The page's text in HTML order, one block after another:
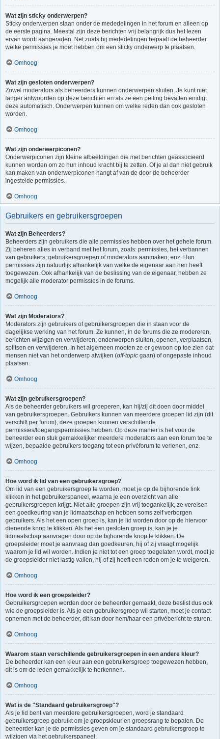
Wat zijn sticky onderwerpen?
Sticky onderwerpen staan onder de mededelingen in het forum en alleen op
de eerste pagina. Meestal zijn deze berichten vrij belangrijk dus het lezen
ervan wordt aangeraden. Net zoals bij mededelingen bepaalt de beheerder
welke permissies je moet hebben om een sticky onderwerp te plaatsen.
Omhoog
Wat zijn gesloten onderwerpen?
Zowel moderators als beheerders kunnen onderwerpen sluiten. Je kunt niet
langer antwoorden op deze berichten en als ze een peiling bevatten eindigt
deze automatisch. Onderwerpen kunnen om welke reden dan ook gesloten
worden.
Omhoog
Wat zijn onderwerpiconen?
Onderwerpiconen zijn kleine afbeeldingen die met berichten geassocieerd
kunnen worden om zo hun inhoud kracht bij te zetten. Of je al dan niet gebruik
kan maken van onderwerpiconen hangt af van de door de beheerder
ingestelde permissies.
Omhoog
Gebruikers en gebruikersgroepen
Wat zijn Beheerders?
Beheerders zijn gebruikers die alle permissies hebben over het gehele forum.
Zij beheren alles in verband met het forum, zoals: permissies, het verbannen
van gebruikers, gebruikersgroepen of moderators aanmaken, enz. Hun
permissies zijn natuurlijk afhankelijk van welke de eigenaar aan hen heeft
toegewezen. Ook afhankelijk van de beslissing van de eigenaar, hebben ze
mogelijk alle moderator permissies in de forums.
Omhoog
Wat zijn Moderators?
Moderators zijn gebruikers of gebruikersgroepen die in staan voor de
dagelijkse werking van het forum. Ze kunnen, in de forums die ze modereren,
berichten wijzigen en verwijderen; onderwerpen sluiten, openen, verplaatsen,
splitsen en verwijderen. In het algemeen moeten ze er gewoon op toe zien dat
mensen niet van het onderwerp afwijken (off-topic gaan) of ongepaste inhoud
plaatsen.
Omhoog
Wat zijn gebruikersgroepen?
Als de beheerder gebruikers wil groeperen, kan hij/zij dit doen door middel
van gebruikersgroepen. Gebruikers kunnen van meerdere groepen lid zijn (dit
verschilt per forum), deze groepen kunnen verschillende
permissies/toegangspermissies hebben. Op deze manier is het voor de
beheerder een stuk gemakkelijker meerdere moderators aan een forum toe te
wijzen, bepaalde gebruikers toegang tot een privéforum te verlenen, enz.
Omhoog
Hoe word ik lid van een gebruikersgroep?
Om lid van een gebruikersgroep te worden, moet je op de bijhorende link
klikken in het gebruikerspaneel, waarna je een overzicht van alle
gebruikersgroepen krijgt. Niet alle groepen zijn vrij toegankelijk, ze vereisen
een goedkeuring van je lidmaatschap en hebben soms zelf verborgen
gebruikers. Als het een open groep is, kan je lid worden door op de hiervoor
dienende knop te klikken. Als het een gesloten groep is, kan je je
lidmaatschap aanvragen door op de bijhorende knop te klikken. De
groepsleider moet je aanvraag dan goedkeuren, hij of zij vraagt mogelijk
waarom je lid wil worden. Indien je niet tot een groep toegelaten wordt, moet je
de groepsleider niet lastig vallen, hij of zij heeft een reden om je te weigeren.
Omhoog
Hoe word ik een groepsleider?
Gebruikersgroepen worden door de beheerder gemaakt, deze beslist dus ook
wie de groepsleider is. Als je een gebruikersgroep wil starten, moet je contact
opnemen met de beheerder, dit kan door hem/haar een privébericht te sturen.
Omhoog
Waarom staan verschillende gebruikersgroepen in een andere kleur?
De beheerder kan een kleur aan een gebruikersgroep toegewezen hebben,
dit is om de leden gemakkelijk te herkennen.
Omhoog
Wat is de "Standaard gebruikersgroep"?
Als je lid bent van meerdere gebruikersgroepen, word je standaard
gebruikersgroep gebruikt om je groepskleur en groepsrang te bepalen. De
beheerder kan je de permissies geven om je standaard gebruikersgroep te
wijzigen via het gebruikerspaneel.